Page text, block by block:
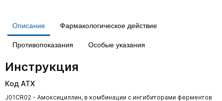
Описание Фармакологическое действие
Противопоказания Особые указания
Инструкция
Код АТХ
J01CR02 - Амоксициллин, в комбинации с ингибиторами ферментов